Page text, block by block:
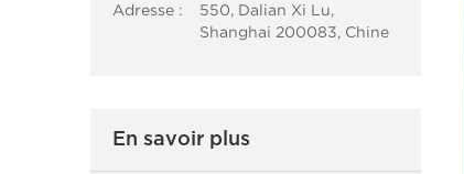
Adresse :
550, Dalian Xi Lu,
Shanghai 200083, Chine
En savoir plus